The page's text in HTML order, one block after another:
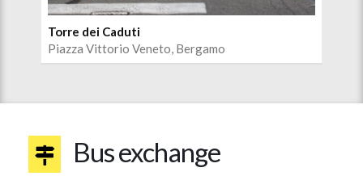
Torre dei Caduti
Piazza Vittorio Veneto, Bergamo
Bus exchange